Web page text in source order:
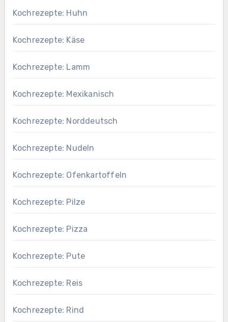
Kochrezepte: Huhn
Kochrezepte: Käse
Kochrezepte: Lamm
Kochrezepte: Mexikanisch
Kochrezepte: Norddeutsch
Kochrezepte: Nudeln
Kochrezepte: Ofenkartoffeln
Kochrezepte: Pilze
Kochrezepte: Pizza
Kochrezepte: Pute
Kochrezepte: Reis
Kochrezepte: Rind